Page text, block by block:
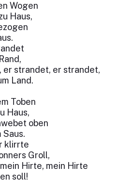
Wogen
Haus,
er strandet, er strandet,
Land.
Toben
Haus,
oben
Saus.
klirrte
Groll,
Hirte, mein Hirte
soll!